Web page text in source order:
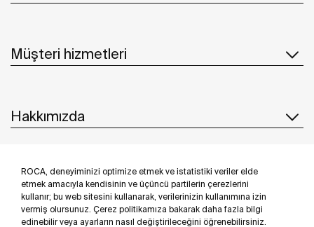
ROCA, deneyiminizi optimize etmek ve istatistiki veriler elde
etmek amacıyla kendisinin ve üçüncü partilerin çerezlerini
kullanır; bu web sitesini kullanarak, verilerinizin kullanımına izin
vermiş olursunuz. Çerez politikamıza bakarak daha fazla bilgi
edinebilir veya ayarların nasıl değiştirileceğini öğrenebilirsiniz.
Müşteri hizmetleri
Hakkımızda
İlham & Fikirler
Bizi takip edin